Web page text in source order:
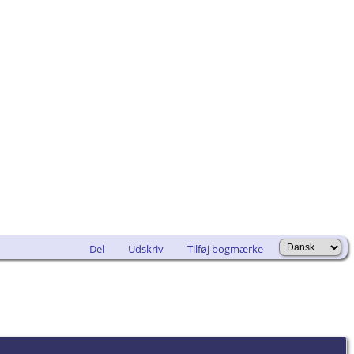
Del Udskriv Tilføj bogmærke